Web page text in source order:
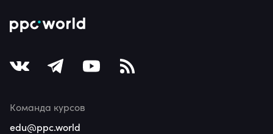
Команда курсов
edu@ppc.world